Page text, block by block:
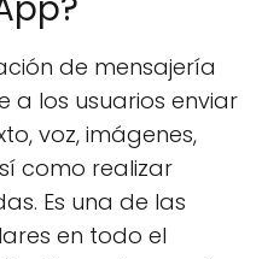
de mensajería
a los usuarios enviar
voz, imágenes,
como realizar
Es una de las
en todo el